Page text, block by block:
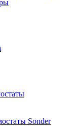
Sonder